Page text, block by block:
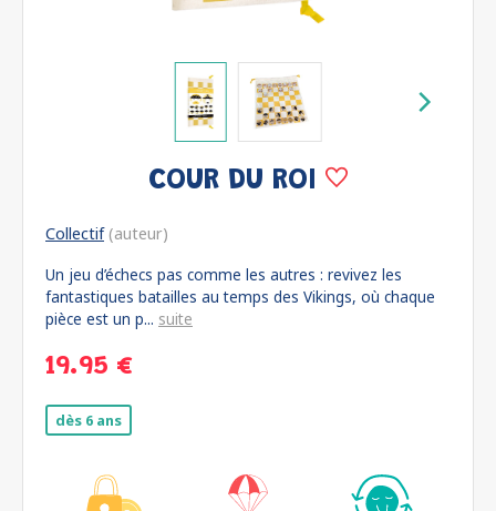
COUR DU ROI
Collectif(auteur)
Un jeu d’échecs pas comme les autres : revivez les
fantastiques batailles au temps des Vikings, où chaque
pièce est un p... suite
19.95 €
dès 6 ans